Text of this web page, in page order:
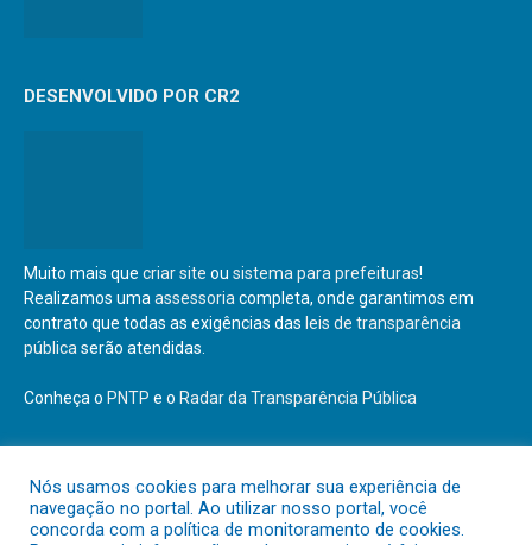
DESENVOLVIDO POR CR2
Muito mais que criar site ou sistema para prefeituras!
Realizamos uma assessoria completa, onde garantimos em
contrato que todas as exigências das leis de transparência
pública serão atendidas.
Conheça o PNTP e o Radar da Transparência Pública
Todos os direitos reservados a Prefeitura Municipal de São Geraldo
do Araguaia
Nós usamos cookies para melhorar sua experiência de
navegação no portal. Ao utilizar nosso portal, você
concorda com a política de monitoramento de cookies.